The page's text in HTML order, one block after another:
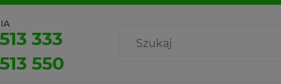
333
550